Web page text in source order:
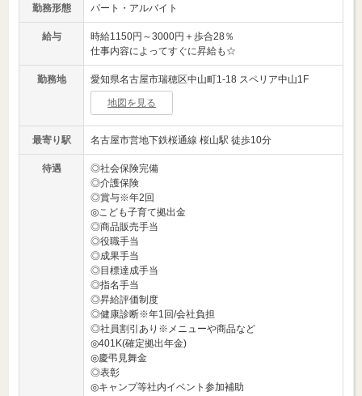
勤務形態 パート・アルバイト
給与
時給1150円～3000円＋歩合28％
仕事内容によってすぐに昇給も☆
勤務地 愛知県名古屋市瑞穂区中山町1-18 スペリア中山1F
地図を見る
最寄り駅 名古屋市営地下鉄桜通線 桜山駅 徒歩10分
待遇
◎社会保険完備
◎介護保険
◎賞与※年2回
◎こども子育て拠出金
◎商品販売手当
◎役職手当
◎成果手当
◎目標達成手当
◎指名手当
◎昇給評価制度
◎健康診断※年1回/会社負担
◎社員割引あり※メニューや商品など
◎401K(確定拠出年金)
◎慶弔見舞金
◎表彰
◎キャンプ等社内イベント参加補助